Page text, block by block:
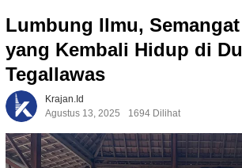
Lumbung Ilmu,
yang Kembali Hidup di
Tegallawas
Krajan.id
Agustus 13, 2025
1694 Dilihat